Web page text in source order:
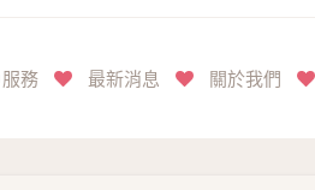
務 最新消息 關於我們